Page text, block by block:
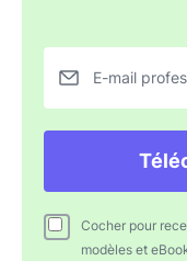
E-mail
Cocher pour
modèles et